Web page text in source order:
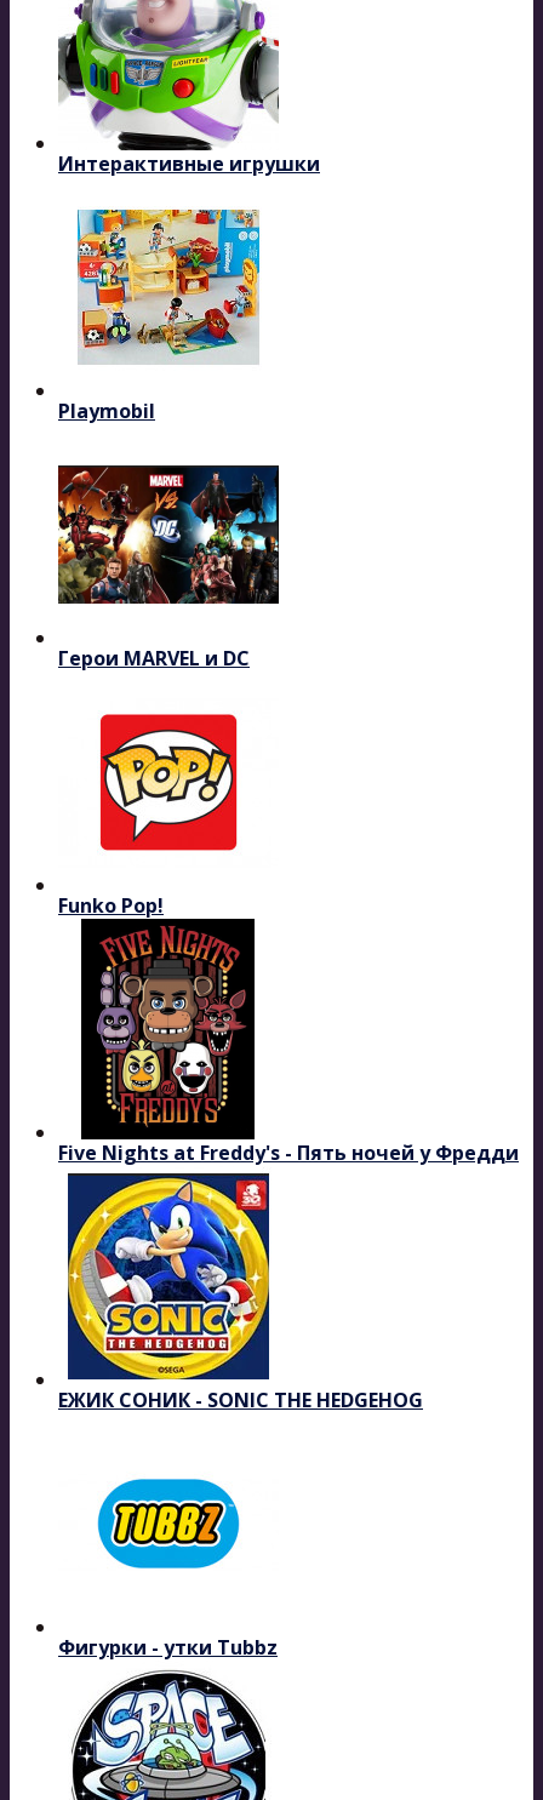
Интерактивные игрушки
Playmobil
Герои MARVEL и DC
Funko Pop!
Five Nights at Freddy's - Пять ночей у Фредди
ЕЖИК СОНИК - SONIC THE HEDGEHOG
Фигурки - утки Tubbz